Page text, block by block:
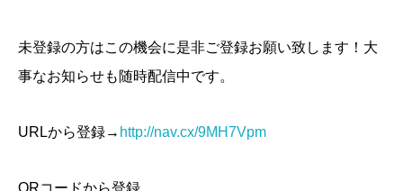
未登録の方はこの機会に是非ご登録お願い致します！大
事なお知らせも随時配信中です。
URLから登録→ http://nav.cx/9MH7Vpm